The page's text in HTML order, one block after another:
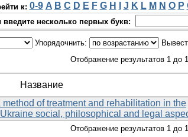
к: 0-9 A B C D E F G H J K L M N O P
введите несколько первых букв:
Упорядочнить:
Отображение результатов 1 до
Название
of treatment and rehabilitation in the
social, philosophical and legal
Отображение результатов 1 до